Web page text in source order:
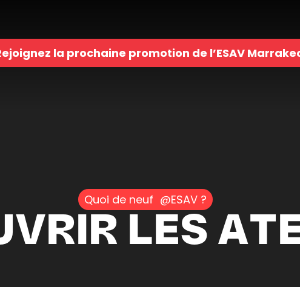
la prochaine promotion de l’ESAV
Quoi de neuf @ESAV ?
LES